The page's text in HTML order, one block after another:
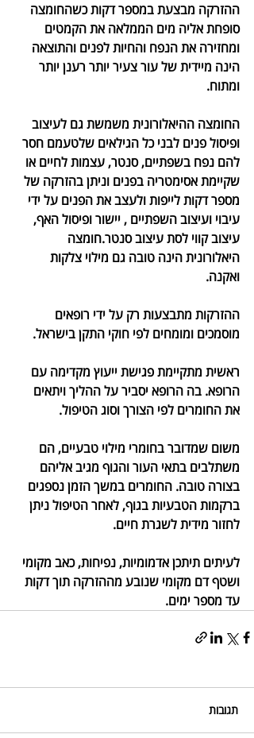
ההזרקה מבצעת במספר דקות כשהחומצה
סופחת אליה מים הממלאה את הקמטים
ומחזירה את הנפח והחיות לפנים והתוצאה
הינה מיידית של עור צעיר יותר רענן יותר
ומתוח.
החומצה ההיאלורונית משמשת גם לעיצוב
ופיסול פנים לבני כל הגילאים שלטעמם חסר
להם נפח בשפתיים, סנטר, עצמות לחיים או
שקיימת אסימטריה בפנים וניתן בהזרקה של
מספר דקות לייפות ולעצב את הפנים על ידי
עיבוי ועיצוב השפתיים , יישור ופיסול האף,
עיצוב קווי לסת עיצוב סנטר.חומצה
היאלורונית הינה טובה גם מילוי צלקות
ואקנה.
ההזרקות מתבצעות רק על ידי רופאים
מוסמכים ומומחים לפי חוקי התקן בישראל.
ראשית מתקיימת פגישת ייעוץ מקדימה עם
הרופא. בה הרופא יסביר על ההליך ויתאים
את החומרים לפי הצורך וסוג הטיפול.
משום שמדובר בחומרי מילוי טבעיים, הם
משתלבים בתאי העור והגוף מגיב אליהם
בצורה טובה. החומרים במשך הזמן נספגים
ברקמות הטבעיות בגוף, לאחר הטיפול ניתן
לחזור מידית לשגרת חיים.
לעיתים תיתכן אדמומיות, נפיחות, כאב מקומי
ושטף דם מקומי שנובע מההזרקה תוך דקות
עד מספר ימים.
תגובות